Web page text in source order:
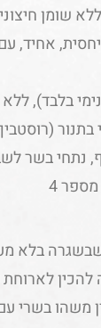
שומן
אחיד,
בלבד),
בתנור
נתחי בשר
מספר 4
שבשגרה בלא
משהו בשרי